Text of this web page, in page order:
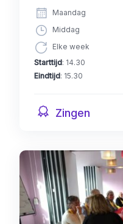
Maandag
Middag
Elke week
Starttijd: 14.30
Eindtijd: 15.30
Zingen